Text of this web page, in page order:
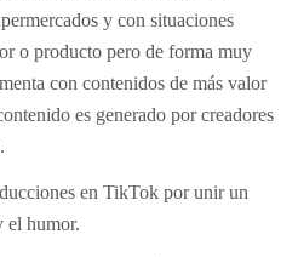
y con situaciones
o producto pero de forma muy
con contenidos de más valor
es generado por creadores
en TikTok por unir un
el humor.